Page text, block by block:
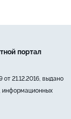
портал
21.12.2016, выдано
информационных